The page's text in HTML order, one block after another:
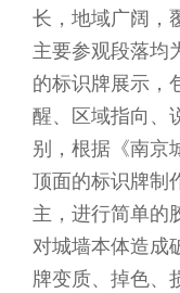
长，地域广阔，
主要参观段落均
的标识牌展示，
醒、区域指向、
别，根据《南京
顶面的标识牌制
主，进行简单的
对城墙本体造成
牌变质、掉色、